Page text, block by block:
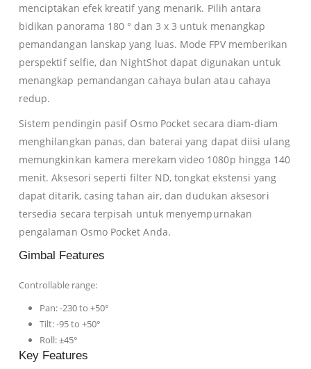
menciptakan efek kreatif yang menarik. Pilih antara
bidikan panorama 180 ° dan 3 x 3 untuk menangkap
pemandangan lanskap yang luas. Mode FPV memberikan
perspektif selfie, dan NightShot dapat digunakan untuk
menangkap pemandangan cahaya bulan atau cahaya
redup.
Sistem pendingin pasif Osmo Pocket secara diam-diam
menghilangkan panas, dan baterai yang dapat diisi ulang
memungkinkan kamera merekam video 1080p hingga 140
menit. Aksesori seperti filter ND, tongkat ekstensi yang
dapat ditarik, casing tahan air, dan dudukan aksesori
tersedia secara terpisah untuk menyempurnakan
pengalaman Osmo Pocket Anda.
Gimbal Features
Controllable range:
Pan: -230 to +50°
Tilt: -95 to +50°
Roll: ±45°
Key Features